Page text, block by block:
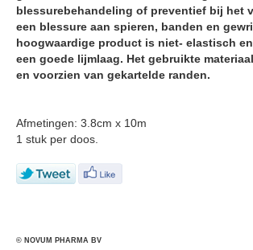
blessurebehandeling of preventief bij het
een blessure aan spieren, banden en
hoogwaardige product is niet- elastisch
een goede lijmlaag. Het gebruikte
en voorzien van gekartelde randen.
Afmetingen: 3.8cm x 10m
1 stuk per doos.
© NOVUM PHARMA BV